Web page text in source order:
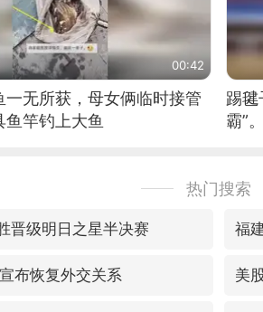
00:42
一无所获，母女俩临时接管
竿钓上大鱼
踢毽
霸”
热门搜索
晋级明日之星半决赛
布恢复外交关系 美